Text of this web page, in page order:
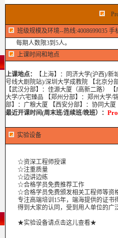
班级规模及环境--热线:4008699035 手
每期人数限3到5人。
上课时间和地点
上课地点：
【上海】：同济大学(沪西)/
号线大剧院站)/深圳大学成教院 【北京分
【武汉分部】：佳源大厦（高新二路）
大学/六宅臻品 【郑州分部】：郑州大学/
部】：广粮大厦 【西安分部】：协同大厦
最近开课时间(周末班/连续班/晚班）
：
实验设备
☆资深工程师授课
☆注重质量
☆边讲边练
☆合格学员免费推荐工作
☆合格学员免费颁发相关工程师等资
专注高端培训15年，端海提供的证书
得到大家的认同，受到用人单位的广
★实验设备请点击这儿查看★